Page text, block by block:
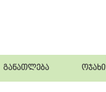
განათლება ოჯახი